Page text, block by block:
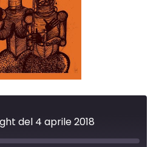
del 4 aprile 2018